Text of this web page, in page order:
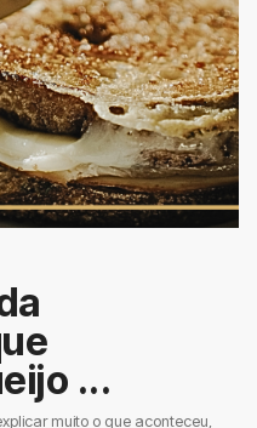
...
muito o que aconteceu,